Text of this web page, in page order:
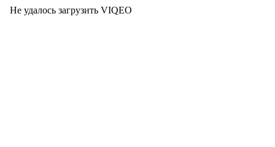
Не удалось загрузить VIQEO